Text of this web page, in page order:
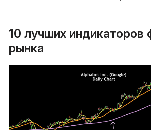
10 лучших индикаторов
рынка